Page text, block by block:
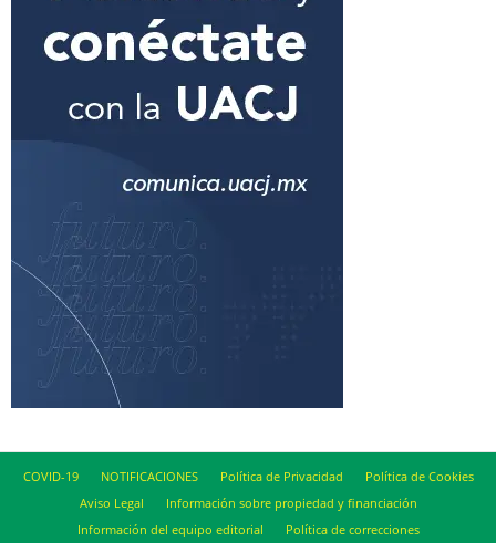
COVID-19 NOTIFICACIONES Política de Privacidad
Política de Cookies
Aviso Legal
Información sobre propiedad y financiación
Información del equipo editorial
Política de correcciones